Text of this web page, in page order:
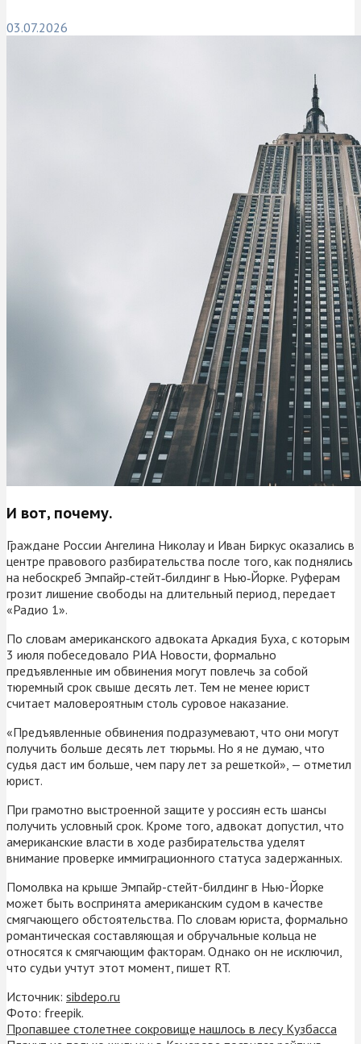
03.07.2026
И вот, почему.
Граждане России Ангелина Николау и Иван Биркус оказались в
центре правового разбирательства после того, как поднялись
на небоскреб Эмпайр‑стейт‑билдинг в Нью‑Йорке. Руферам
грозит лишение свободы на длительный период, передает
«Радио 1».
По словам американского адвоката Аркадия Буха, с которым
3 июля побеседовало РИА Новости, формально
предъявленные им обвинения могут повлечь за собой
тюремный срок свыше десять лет. Тем не менее юрист
считает маловероятным столь суровое наказание.
«Предъявленные обвинения подразумевают, что они могут
получить больше десять лет тюрьмы. Но я не думаю, что
судья даст им больше, чем пару лет за решеткой», — отметил
юрист.
При грамотно выстроенной защите у россиян есть шансы
получить условный срок. Кроме того, адвокат допустил, что
американские власти в ходе разбирательства уделят
внимание проверке иммиграционного статуса задержанных.
Помолвка на крыше Эмпайр-стейт-билдинг в Нью-Йорке
может быть воспринята американским судом в качестве
смягчающего обстоятельства. По словам юриста, формально
романтическая составляющая и обручальные кольца не
относятся к смягчающим факторам. Однако он не исключил,
что судьи учтут этот момент, пишет RT.
Источник: sibdepo.ru
Фото: freepik.
Пропавшее столетнее сокровище нашлось в лесу Кузбасса